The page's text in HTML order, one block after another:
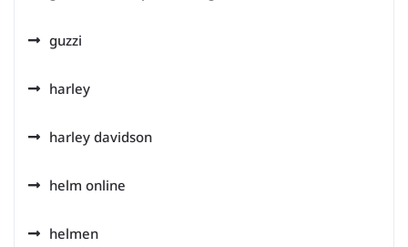
guzzi
harley
harley davidson
helm online
helmen